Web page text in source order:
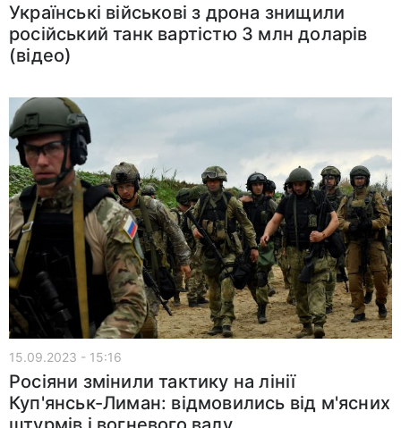
Українські військові з дрона знищили
російський танк вартістю 3 млн доларів
(відео)
15.09.2023 - 15:16
Росіяни змінили тактику на лінії
Куп'янськ-Лиман: відмовились від м'ясних